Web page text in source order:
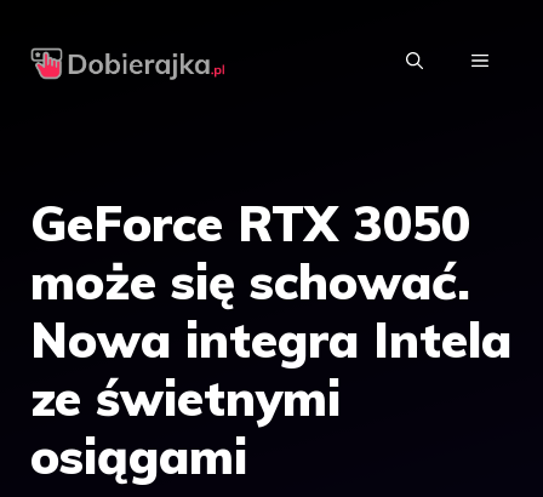
MENU
GeForce RTX 3050
może się schować.
Nowa integra Intela
ze świetnymi
osiągami